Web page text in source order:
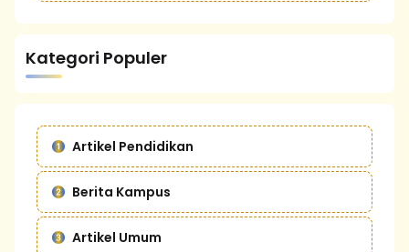
Kategori Populer
Artikel Pendidikan
Berita Kampus
Artikel Umum